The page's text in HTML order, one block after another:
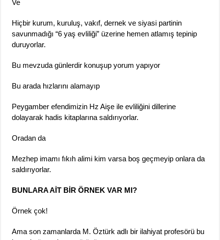
Ve
Hiçbir kurum, kuruluş, vakıf, dernek ve siyasi partinin
savunmadığı “6 yaş evliliği” üzerine hemen atlamış tepinip
duruyorlar.
Bu mevzuda günlerdir konuşup yorum yapıyor
Bu arada hızlarını alamayıp
Peygamber efendimizin Hz Aişe ile evliliğini dillerine
dolayarak hadis kitaplarına saldırıyorlar.
Oradan da
Mezhep imamı fıkıh alimi kim varsa boş geçmeyip onlara da
saldırıyorlar.
BUNLARA AİT BİR ÖRNEK VAR MI?
Örnek çok!
Ama son zamanlarda M. Öztürk adlı bir ilahiyat profesörü bu